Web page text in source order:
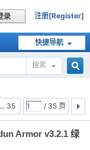
录 注册[Register]
快捷导航
搜索
索
... 35 / 35 页
Armor v3.2.1 绿